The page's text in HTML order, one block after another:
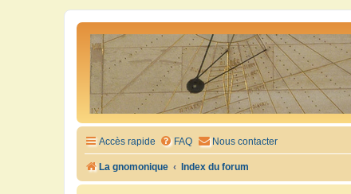
Accès rapide FAQ Nous contacter
La gnomonique Index du forum